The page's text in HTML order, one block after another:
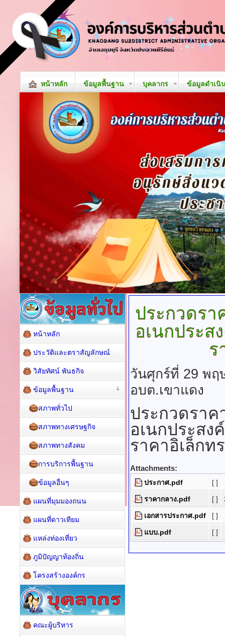
หน้าหลัก ข้อมูลพื้นฐาน บุคลากร ข้อมูลดำเนิ
ประกวดรา
อเนกประส
ร
วันศุกร์ที่ 29 พฤ
อบต.เขาแดง
ประกวดราค
อเนกประสง
ราคาอิเล็กท
Attachments:
ประกาศ.pdf [ ]
ราคากลาง.pdf [ ]
เอกสารประกาศ.pdf [ ]
แบบ.pdf [ ]
หน้าหลัก
ประวัติและตราสัญลักษณ์
วิสัยทัศน์ พันธกิจ
ข้อมูลพื้นฐาน
สภาพทั่วไป
สภาพทางเศรษฐกิจ
สภาพทางสังคม
การบริการพื้นฐาน
ข้อมูลอื่นๆ
แผนที่มุมมองถนน
แผนที่ดาวเทียม
แหล่งท่องเที่ยว
ภูมิปัญญาท้องถิ่น
โครงสร้างองค์กร
คณะผู้บริหาร